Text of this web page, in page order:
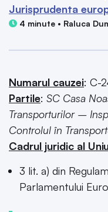
Jurisprudenta
4 minute • Raluca
Numarul cauzei: C-
Partile: SC Casa
Transporturilor –
Controlul în
Cadrul juridic al
3 lit. a) din
Parlamentului